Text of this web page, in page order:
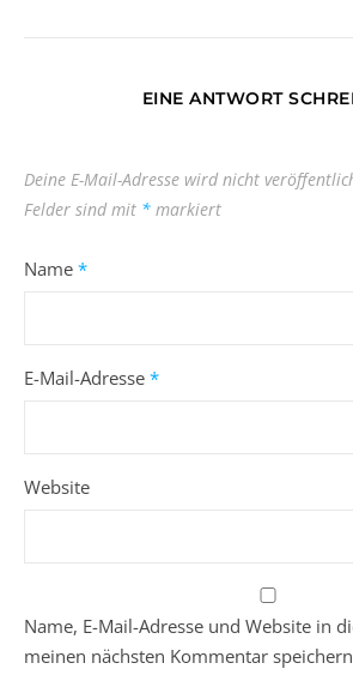
EINE ANTWORT
Deine E-Mail-Adresse wird nicht
Felder sind mit * markiert
Name *
E-Mail-Adresse *
Website
Name, E-Mail-Adresse und Website in
meinen nächsten Kommentar